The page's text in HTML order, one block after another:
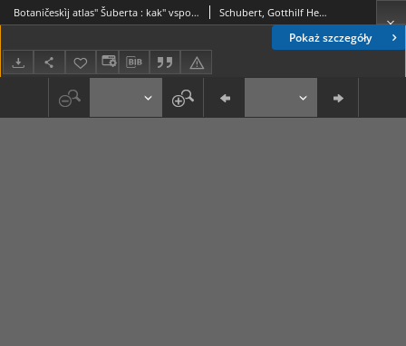
Pokaż szczegóły
Botaničeskìj atlas" Šuberta : kak" vspomogatel'noe dopolnenìe ko vsâkomu učebnomu rukovodstvu s" priloženìem" kratkago poâsnitel'nago teksta Schubert, Gotthilf Heinrich von (1780-1860)